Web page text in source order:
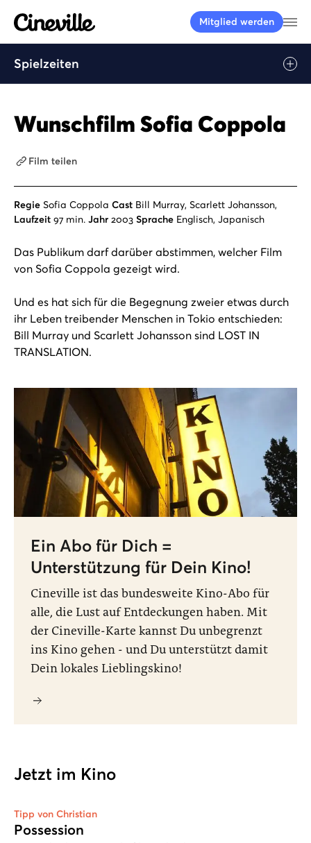
Cineville Logo
Mitglied werden
Spielzeiten
Wunschfilm Sofia Coppola
Film teilen
Regie Sofia Coppola Cast Bill Murray, Scarlett Johansson,
Laufzeit 97 min. Jahr 2003 Sprache Englisch, Japanisch
Das Publikum darf darüber abstimmen, welcher Film
von Sofia Coppola gezeigt wird.
Und es hat sich für die Begegnung zweier etwas durch
ihr Leben treibender Menschen in Tokio entschieden:
Bill Murray und Scarlett Johansson sind LOST IN
TRANSLATION.
Ein Abo für Dich =
Unterstützung für Dein Kino!
Cineville ist das bundesweite Kino-Abo für
alle, die Lust auf Entdeckungen haben. Mit
der Cineville-Karte kannst Du unbegrenzt
ins Kino gehen - und Du unterstützt damit
Dein lokales Lieblingskino!
Jetzt im Kino
Tipp von Christian
Possession